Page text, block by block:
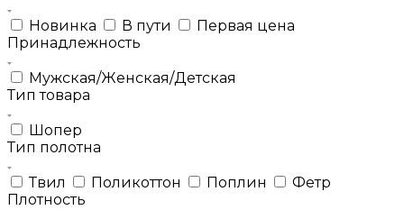
Новинка В пути
Первая цена
Принадлежность
Мужская/Женская/Детская
Тип товара
Шопер
Тип полотна
Твил Поликоттон Поплин
Фетр
Плотность